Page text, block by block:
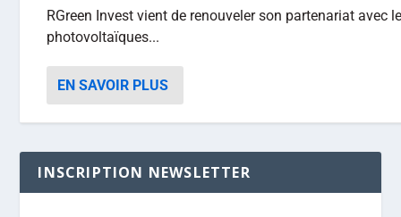
RGreen Invest vient de renouveler son partenariat avec
photovoltaïques...
EN SAVOIR PLUS
INSCRIPTION NEWSLETTER